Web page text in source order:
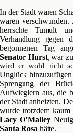
In der Stadt waren
waren
herrschte Tumult
Verhandlung
begonnenen Tag
Senator Hurst, war
wird er wohl nicht
Unglück
Sprengung der
Aufwieglern aus, die
der Stadt anheizten.
wurde trotzdem kaum
Lacy O’Malley
Santa Rosa hätte.